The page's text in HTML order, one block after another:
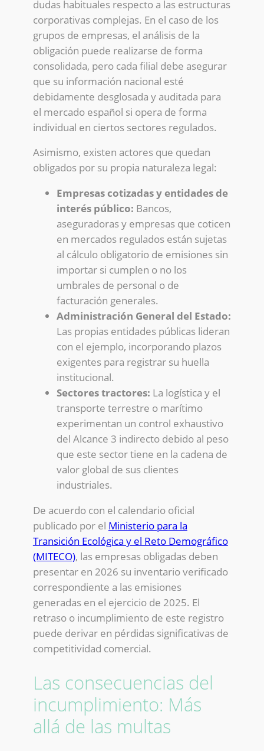
dudas habituales respecto a las estructuras
corporativas complejas. En el caso de los
grupos de empresas, el análisis de la
obligación puede realizarse de forma
consolidada, pero cada filial debe asegurar
que su información nacional esté
debidamente desglosada y auditada para
el mercado español si opera de forma
individual en ciertos sectores regulados.
Asimismo, existen actores que quedan
obligados por su propia naturaleza legal:
Empresas cotizadas y entidades de
interés público: Bancos,
aseguradoras y empresas que coticen
en mercados regulados están sujetas
al cálculo obligatorio de emisiones sin
importar si cumplen o no los
umbrales de personal o de
facturación generales.
Administración General del Estado:
Las propias entidades públicas lideran
con el ejemplo, incorporando plazos
exigentes para registrar su huella
institucional.
Sectores tractores: La logística y el
transporte terrestre o marítimo
experimentan un control exhaustivo
del Alcance 3 indirecto debido al peso
que este sector tiene en la cadena de
valor global de sus clientes
industriales.
De acuerdo con el calendario oficial
publicado por el Ministerio para la
Transición Ecológica y el Reto Demográfico
(MITECO), las empresas obligadas deben
presentar en 2026 su inventario verificado
correspondiente a las emisiones
generadas en el ejercicio de 2025. El
retraso o incumplimiento de este registro
puede derivar en pérdidas significativas de
competitividad comercial.
Las consecuencias del
incumplimiento: Más
allá de las multas